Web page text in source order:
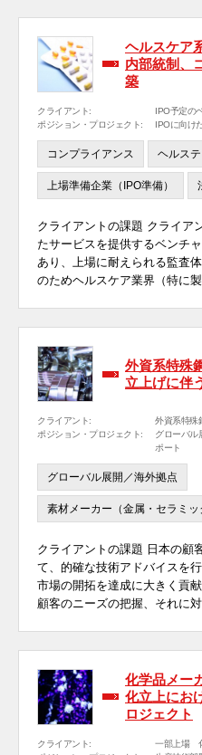
ヘルスケア
内部統制、
築
クライアント:
IPO予定の
ポジション・プロジェクト:
IPOに向け
コンプライアンス ヘルス
上場準備企業（IPO準備）
クライアントの課題 クライア
たサービスを提供するベンチ
あり、上場に耐えられる監査
のためヘルスケア業界（特に
外資系特殊
立上げに伴
クライアント:
外資系特殊
ポジション・プロジェクト:
グローバル
ポート
グローバル展開／海外拠点
素材メーカー（金属・セラミッ
クライアントの課題 日本の顧
て、的確な技術アドバイスを
市場の開拓を達成に大きく貢
顧客のニーズの把握、それに
化学品メー
化立上にお
ロジェクト
クライアント:
一部上場